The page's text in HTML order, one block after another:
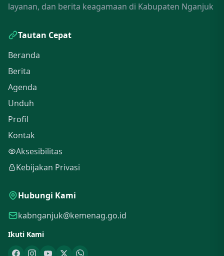
layanan, dan berita keagamaan di Kabupaten Nganjuk
Tautan Cepat
Beranda
Berita
Agenda
Unduh
Profil
Kontak
Aksesibilitas
Kebijakan Privasi
Hubungi Kami
kabnganjuk@kemenag.go.id
Ikuti Kami